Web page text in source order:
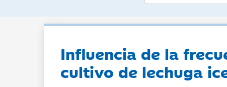
Influencia de la
cultivo de lechuga